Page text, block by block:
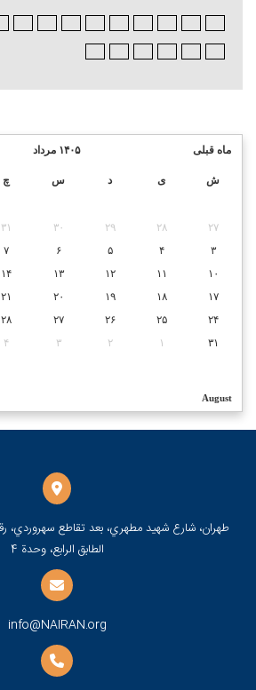
۱۴۰۵ مرداد ماه قبلی
ش ی د س چ
۲۷ ۲۸ ۲۹ ۳۰ ۳۱
۳
۴ ۵ ۶ ۷
۱۰
۱۱ ۱۲ ۱۳ ۱۴
۱۷
۱۸ ۱۹ ۲۰ ۲۱
۲۴
۲۵ ۲۶ ۲۷ ۲۸
۳۱
۱ ۲ ۳ ۴
August
الطابق الرابع، وحدة 4
info@NAIRAN.org